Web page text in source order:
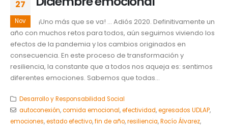
27
Nov
¡Uno más que se va! … Adiós 2020. Definitivamente un
año con muchos retos para todos, aún seguimos viviendo los
efectos de la pandemia y los cambios originados en
consecuencia. En este proceso de transformación y
resiliencia, la constante que a todos nos aqueja es: sentimos
diferentes emociones. Sabemos que todas...
Desarrollo y Responsabilidad Social
autoconexión,comida emocional,efectividad,egresados UDLAP,
emociones,estado efectivo,fin de año,resiliencia,Rocío Álvarez,